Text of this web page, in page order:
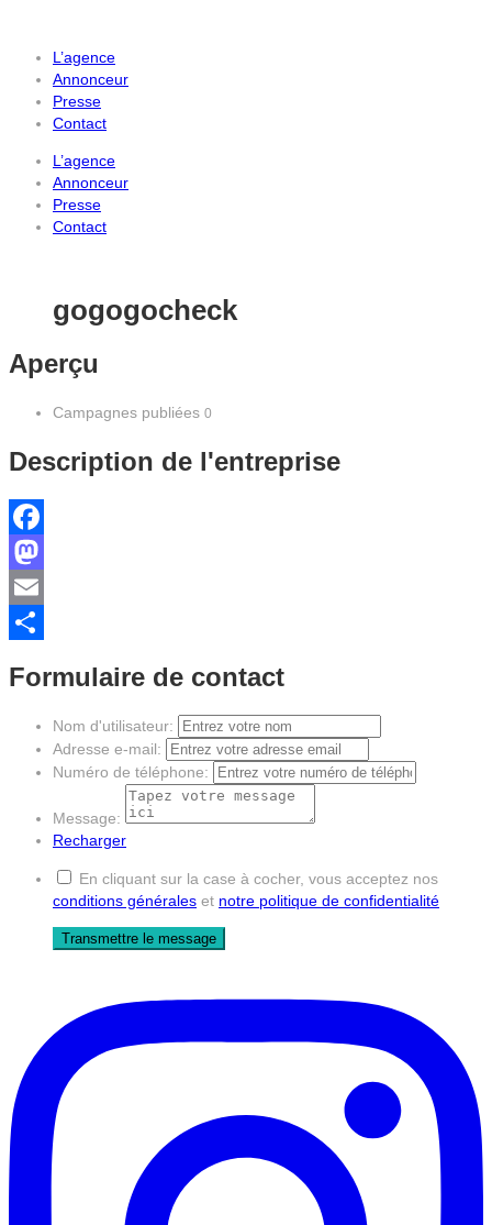
L’agence
Annonceur
Presse
Contact
L’agence
Annonceur
Presse
Contact
gogogocheck
Aperçu
Campagnes publiées 0
Description de l'entreprise
Facebook
Mastodon
Email
Formulaire de contact
Nom d'utilisateur:
Adresse e-mail:
Numéro de téléphone:
Message:
Recharger
En cliquant sur la case à cocher, vous acceptez nos
conditions générales et notre politique de confidentialité